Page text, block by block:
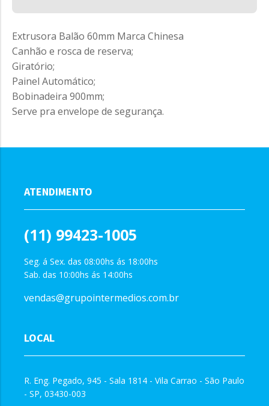
Extrusora Balão 60mm Marca Chinesa
Canhão e rosca de reserva;
Giratório;
Painel Automático;
Bobinadeira 900mm;
Serve pra envelope de segurança.
ATENDIMENTO
(11) 99423-1005
Seg. á Sex. das 08:00hs ás 18:00hs
Sab. das 10:00hs ás 14:00hs
vendas@grupointermedios.com.br
LOCAL
R. Eng. Pegado, 945 - Sala 1814 - Vila Carrao - São Paulo
- SP, 03430-003